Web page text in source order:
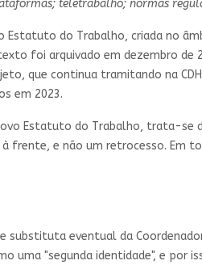
teletrabalho; normas
do Trabalho, criada no
foi arquivado em dezembro de
que continua tramitando na
em 2023.
Estatuto do Trabalho, trata-
frente, e não um retrocesso. Em
eventual da
uma "segunda identidade", e por